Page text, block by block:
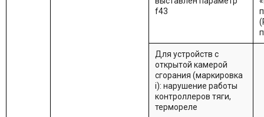
f43
Для устройств с
открытой камерой
сгорания (маркировка
i): нарушение работы
контроллеров тяги,
термореле